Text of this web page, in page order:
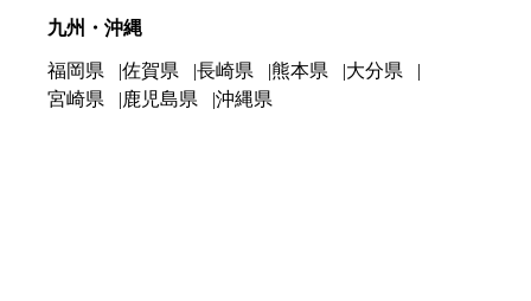
九州・沖縄
福岡県 佐賀県 長崎県 熊本県
大分県
宮崎県
鹿児島県 沖縄県